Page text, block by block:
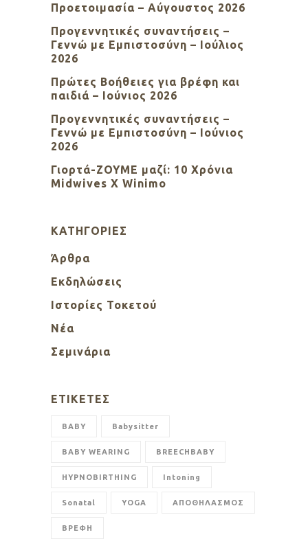
Προετοιμασία – Αύγουστος 2026
Προγεννητικές συναντήσεις –
Γεννώ με Εμπιστοσύνη – Ιούλιος
2026
Πρώτες Βοήθειες για βρέφη και
παιδιά – Ιούνιος 2026
Προγεννητικές συναντήσεις –
Γεννώ με Εμπιστοσύνη – Ιούνιος
2026
Γιορτά-ΖΟΥΜΕ μαζί: 10 Χρόνια
Midwives X Winimo
KΑΤΗΓΟΡΊΕΣ
Άρθρα
Εκδηλώσεις
Ιστορίες Τοκετού
Νέα
Σεμινάρια
ΕΤΙΚΈΤΕΣ
BABY Babysitter
BABY WEARING BREECHBABY
HYPNOBIRTHING Intoning
Sonatal YOGA ΑΠΟΘΗΛΑΣΜΟΣ
ΒΡΕΦΗ